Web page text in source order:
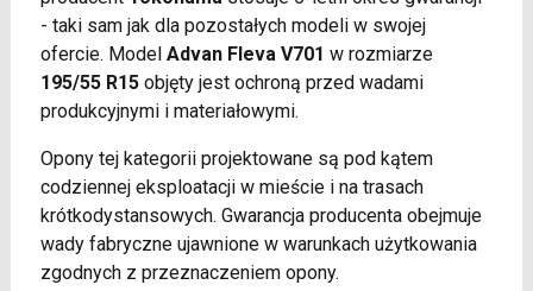
- taki sam jak dla pozostałych modeli w swojej
ofercie. Model Advan Fleva V701 w rozmiarze
195/55 R15objęty jest ochroną przed wadami
produkcyjnymi i materiałowymi.
Opony tej kategorii projektowane są pod kątem
codziennej eksploatacji w mieście i na trasach
krótkodystansowych. Gwarancja producenta obejmuje
wady fabryczne ujawnione w warunkach użytkowania
zgodnych z przeznaczeniem opony.